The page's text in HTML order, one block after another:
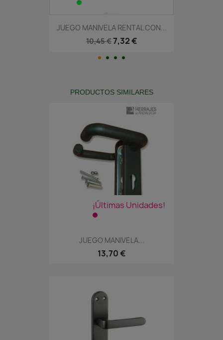
JUEGO MANIVELA RENTAL CON...
10,45 €7,32 €
PRODUCTOS SIMILARES
¡Últimas Unidades!
JUEGO MANIVELA...
13,70 €